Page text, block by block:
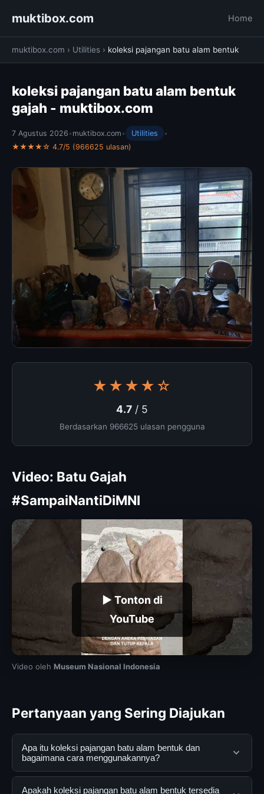
muktibox.com Home
muktibox.com › Utilities › koleksi pajangan batu alam bentuk
koleksi pajangan batu alam bentuk
gajah - muktibox.com
7 Agustus 2026 • muktibox.com • Utilities
•
★★★★☆ 4.7/5 (966625 ulasan)
★★★★☆
4.7 / 5
Berdasarkan 966625 ulasan pengguna
Video: Batu Gajah
#SampaiNantiDiMNI
▶ Tonton di
YouTube
Video oleh Museum Nasional Indonesia
Pertanyaan yang Sering Diajukan
Apa itu koleksi pajangan batu alam bentuk dan
bagaimana cara menggunakannya?
koleksi pajangan batu alam bentuk adalah layanan
Apakah koleksi pajangan batu alam bentuk tersedia